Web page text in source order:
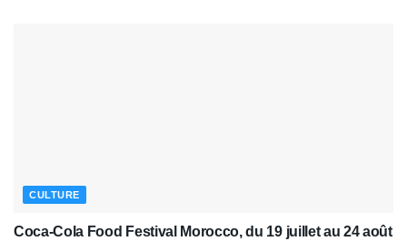
CULTURE
Coca-Cola Food Festival Morocco, du 19 juillet au 24 août